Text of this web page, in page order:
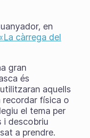
en
càrrega del
gran
és
aquells
física o
el tema per
i descobriu
a prendre.